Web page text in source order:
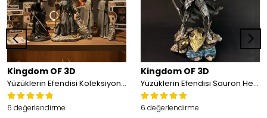
Kingdom OF 3D
Yüzüklerin Efendisi Koleksiyon Seti, 3'lü Set(Argonath Heykelleri, Nazgul, Gandalf)
6 değerlendirme
Kingdom OF 3D
Yüzüklerin Efendisi Sauron Heykeli
6 değerlendirme